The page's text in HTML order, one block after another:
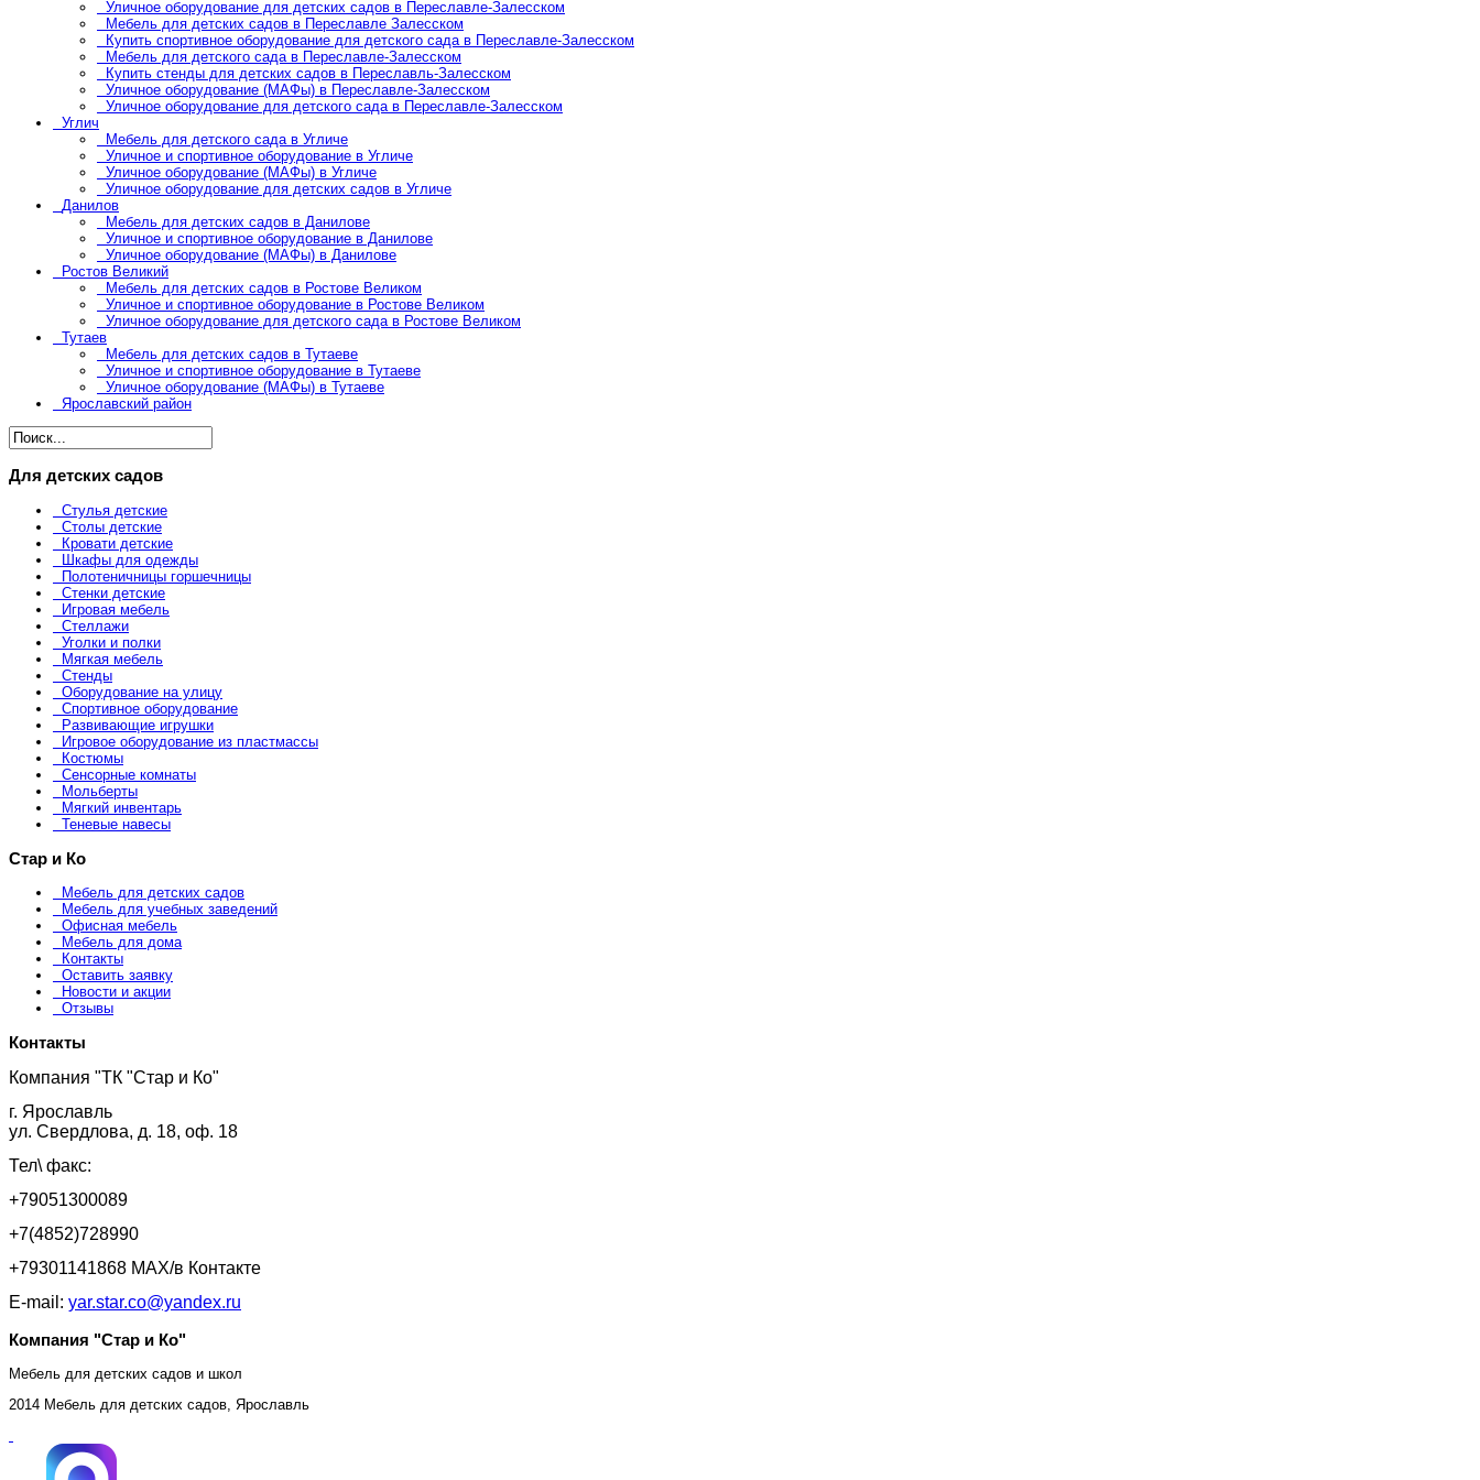
Уличное оборудование для детских садов в Переславле-Залесском
Мебель для детских садов в Переславле Залесском
Купить спортивное оборудование для детского сада в Переславле-Залесском
Мебель для детского сада в Переславле-Залесском
Купить стенды для детских садов в Переславль-Залесском
Уличное оборудование (МАФы) в Переславле-Залесском
Уличное оборудование для детского сада в Переславле-Залесском
Углич
Мебель для детского сада в Угличе
Уличное и спортивное оборудование в Угличе
Уличное оборудование (МАФы) в Угличе
Уличное оборудование для детских садов в Угличе
Данилов
Мебель для детских садов в Данилове
Уличное и спортивное оборудование в Данилове
Уличное оборудование (МАФы) в Данилове
Ростов Великий
Мебель для детских садов в Ростове Великом
Уличное и спортивное оборудование в Ростове Великом
Уличное оборудование для детского сада в Ростове Великом
Тутаев
Мебель для детских садов в Тутаеве
Уличное и спортивное оборудование в Тутаеве
Уличное оборудование (МАФы) в Тутаеве
Ярославский район
Для детских садов
Стулья детские
Столы детские
Кровати детские
Шкафы для одежды
Полотеничницы горшечницы
Стенки детские
Игровая мебель
Стеллажи
Уголки и полки
Мягкая мебель
Стенды
Оборудование на улицу
Спортивное оборудование
Развивающие игрушки
Игровое оборудование из пластмассы
Костюмы
Сенсорные комнаты
Мольберты
Мягкий инвентарь
Теневые навесы
Стар и Ко
Мебель для детских садов
Мебель для учебных заведений
Офисная мебель
Мебель для дома
Контакты
Оставить заявку
Новости и акции
Отзывы
Контакты
Компания "ТК "Стар и Ко"
г. Ярославль
ул. Свердлова, д. 18, оф. 18
Тел\ факс:
+79051300089
+7(4852)728990
+79301141868 MAX/в Контакте
E-mail: yar.star.co@yandex.ru
Компания "Стар и Ко"
Мебель для детских садов и школ
2014 Мебель для детских садов, Ярославль